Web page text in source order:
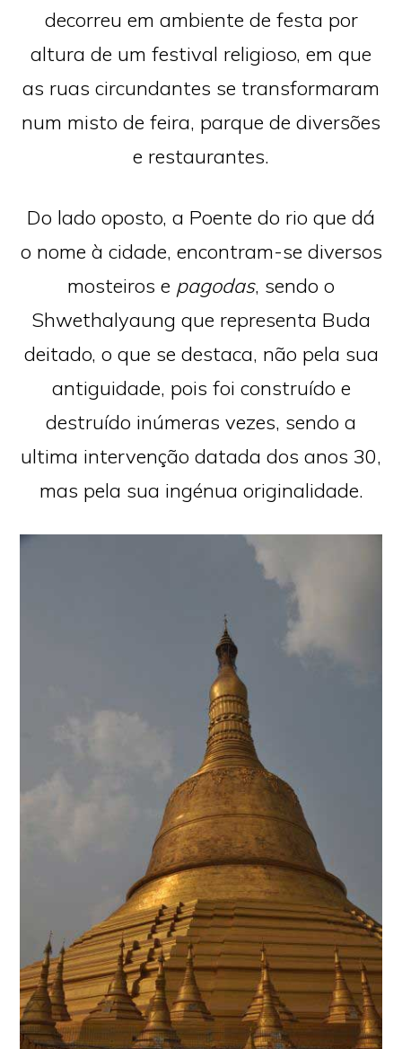
decorreu em ambiente de festa por
altura de um festival religioso, em que
as ruas circundantes se transformaram
num misto de feira, parque de diversões
e restaurantes.
Do lado oposto, a Poente do rio que dá
o nome à cidade, encontram-se diversos
mosteiros e pagodas, sendo o
Shwethalyaung que representa Buda
deitado, o que se destaca, não pela sua
antiguidade, pois foi construído e
destruído inúmeras vezes, sendo a
ultima intervenção datada dos anos 30,
mas pela sua ingénua originalidade.